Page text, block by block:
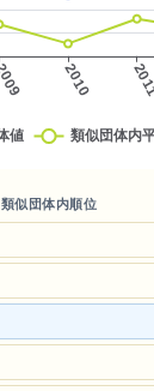
類似団体内順位